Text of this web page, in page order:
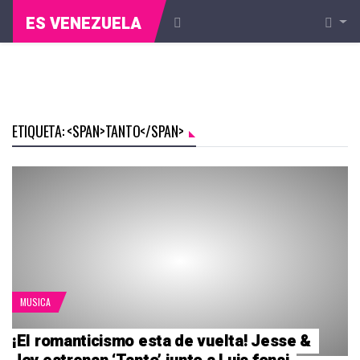
ES VENEZUELA
ETIQUETA: <SPAN>TANTO</SPAN>
MUSICA
¡El romanticismo esta de vuelta! Jesse &